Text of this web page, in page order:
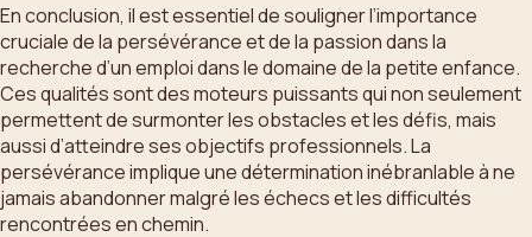
En conclusion, il est essentiel de souligner l’importance
cruciale de la persévérance et de la passion dans la
recherche d’un emploi dans le domaine de la petite enfance.
Ces qualités sont des moteurs puissants qui non seulement
permettent de surmonter les obstacles et les défis, mais
aussi d’atteindre ses objectifs professionnels. La
persévérance implique une détermination inébranlable à ne
jamais abandonner malgré les échecs et les difficultés
rencontrées en chemin.